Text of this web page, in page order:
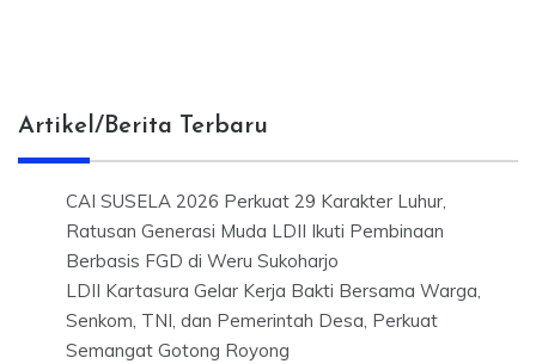
Artikel/Berita Terbaru
CAI SUSELA 2026 Perkuat 29 Karakter Luhur,
Ratusan Generasi Muda LDII Ikuti Pembinaan
Berbasis FGD di Weru Sukoharjo
LDII Kartasura Gelar Kerja Bakti Bersama Warga,
Senkom, TNI, dan Pemerintah Desa, Perkuat
Semangat Gotong Royong